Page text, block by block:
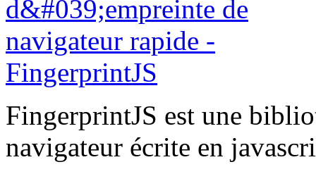
FingerprintJS est une
navigateur écrite en